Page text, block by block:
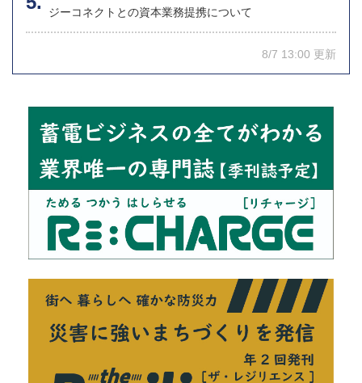
ジーコネクトとの資本業務提携について
8/7 13:00 更新